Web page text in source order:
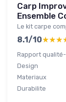
Carp
Ensemble
Le kit carpe
8.1/10
Rapport
Design
Materiaux
Durabilite